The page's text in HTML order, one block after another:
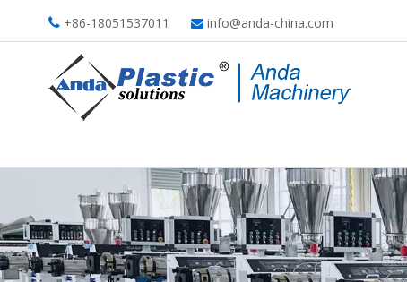
 +86-18051537011  info@anda-china.com